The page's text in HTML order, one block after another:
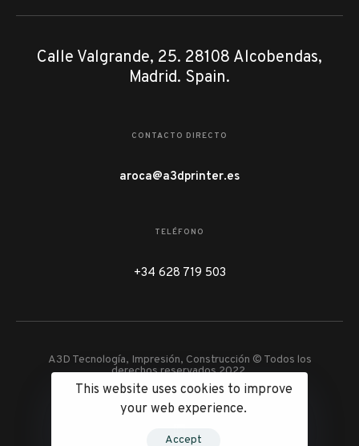
Calle Valgrande, 25. 28108 Alcobendas,
Madrid. Spain.
CONTACTO DIRECTO
aroca@a3dprinter.es
TELÉFONO
+34 628 719 503
A3D Tecnología, Impresión, Construcción © Todos los
derechos reservados 2022.
This website uses cookies to improve
your web experience.
Accept